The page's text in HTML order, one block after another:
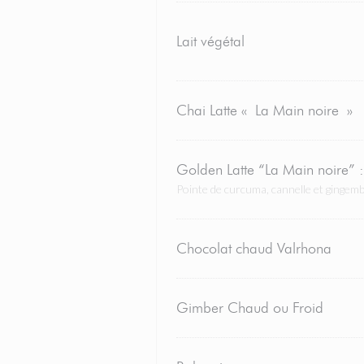
Lait végétal
Chai Latte « La Main noire »
Golden Latte “La Main noire” :
Pointe de curcuma, cannelle et
Chocolat chaud Valrhona
Gimber Chaud ou Froid